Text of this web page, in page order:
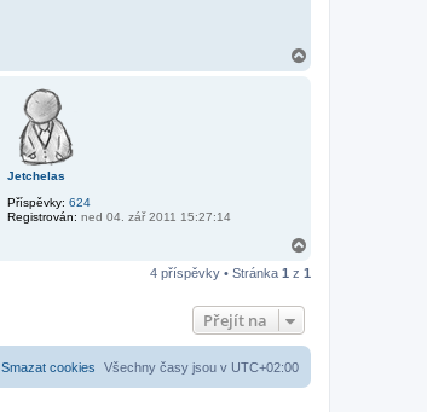
Jetchelas
Příspěvky: 624
Registrován: ned 04. zář 2011 15:27:14
h
4 příspěvky • Stránka 1 z 1
Přejít na
Všechny časy jsou v UTC+02:00
Smazat cookies